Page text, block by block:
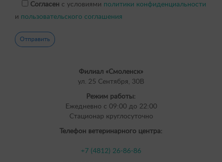
Согласен с условиями политики конфиденциальности
и пользовательского соглашения
Филиал «Смоленск»
ул. 25 Сентября, 30В
Режим работы:
Ежедневно с 09:00 до 22:00
Cтационар круглосуточно
Телефон ветеринарного центра:
+7 (4812) 26-86-86